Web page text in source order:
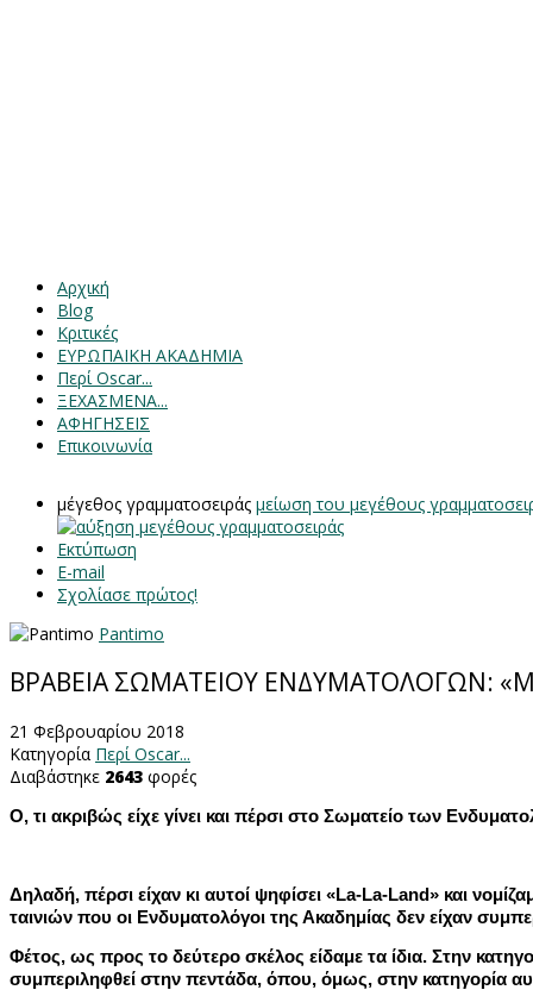
Αρχική
Blog
Κριτικές
ΕΥΡΩΠΑΙΚΗ ΑΚΑΔΗΜΙΑ
Περί Oscar...
ΞΕΧΑΣΜΕΝΑ...
ΑΦΗΓΗΣΕΙΣ
Επικοινωνία
μέγεθος γραμματοσειράς μείωση του μεγέθους
Εκτύπωση
E-mail
Σχολίασε πρώτος!
Pantimo
ΒΡΑΒΕΙΑ ΣΩΜΑΤΕΙΟΥ ΕΝΔΥΜΑΤΟΛΟΓΩΝ:
21 Φεβρουαρίου 2018
Κατηγορία Περί Oscar...
Διαβάστηκε 2643 φορές
Ο, τι ακριβώς είχε γίνει και πέρσι στο Σωματείο των
Δηλαδή, πέρσι είχαν κι αυτοί ψηφίσει «La-La-Land» και
ταινιών που οι Ενδυματολόγοι της Ακαδημίας δεν είχαν
Φέτος, ως προς το δεύτερο σκέλος είδαμε τα ίδια. Στην
συμπεριληφθεί στην πεντάδα, όπου, όμως, στην κατηγορία